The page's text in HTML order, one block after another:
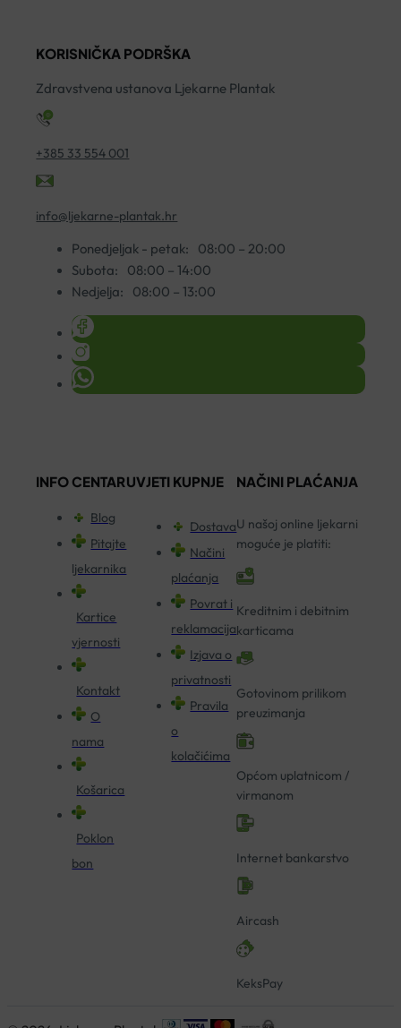
KORISNIČKA PODRŠKA
Zdravstvena ustanova Ljekarne Plantak
+385 33 554 001
info@ljekarne-plantak.hr
Ponedjeljak - petak:
08:00 – 20:00
Subota:
08:00 – 14:00
Nedjelja:
08:00 – 13:00
INFO CENTAR
Blog
Pitajte
ljekarnika
Kartice
vjernosti
Kontakt
O
nama
Košarica
Poklon
bon
UVJETI KUPNJE
Dostava
Načini
plaćanja
Povrat i
reklamacija
Izjava o
privatnosti
Pravila
o
kolačićima
NAČINI PLAĆANJA
U našoj online ljekarni
moguće je platiti:
Kreditnim i debitnim
karticama
Gotovinom prilikom
preuzimanja
Općom uplatnicom /
virmanom
Internet bankarstvo
Aircash
KeksPay